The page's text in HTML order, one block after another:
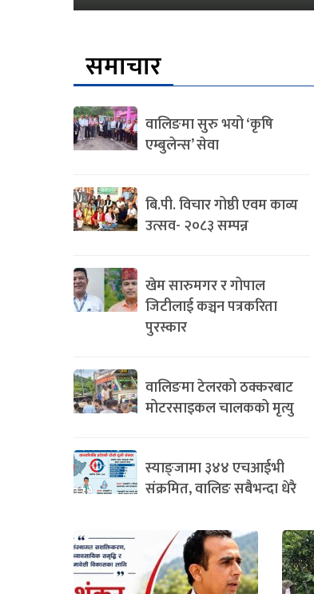
समाचार
वालिङमा सुरु भयो ‘कृषि
एम्बुलेन्स’ सेवा
बि.पी. विचार गोष्ठी एवम काव्य
उत्सव- २०८३ सम्पन्न
खेम सारुमगर र गोपाल
जिटीलाई कञ्चन पत्रकरिता
पुरस्कार
वालिङमा टेलरको ठक्करबाट
मोटरसाइकल चालकको मृत्यु
स्याङ्जामा ३४४ एचआईभी
संक्रमित, वालिङ सबैभन्दा धेरै